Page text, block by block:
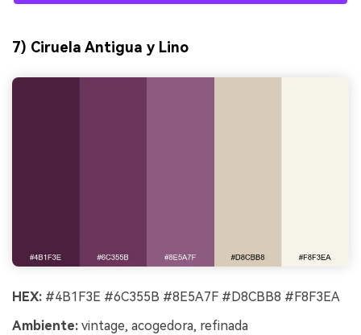
7) Ciruela Antigua y Lino
HEX: #4B1F3E #6C355B #8E5A7F #D8CBB8 #F8F3EA
Ambiente: vintage, acogedora, refinada